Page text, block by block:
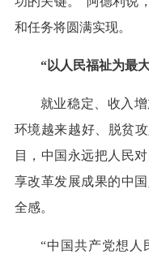
和任务将圆满实现。
“以人民福祉为最
就业稳定、收入
环境越来越好、脱贫
目，中国永远把人民
享改革发展成果的中
全感。
“中国共产党想人